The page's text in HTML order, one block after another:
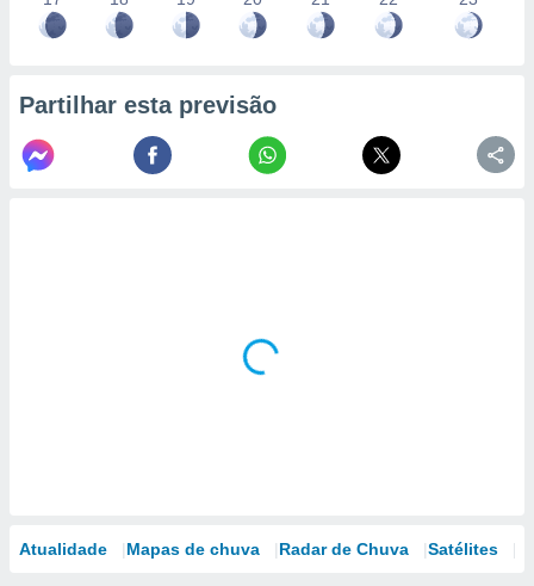
Partilhar esta previsão
Atualidade Mapas de chuva Radar de Chuva Satélites